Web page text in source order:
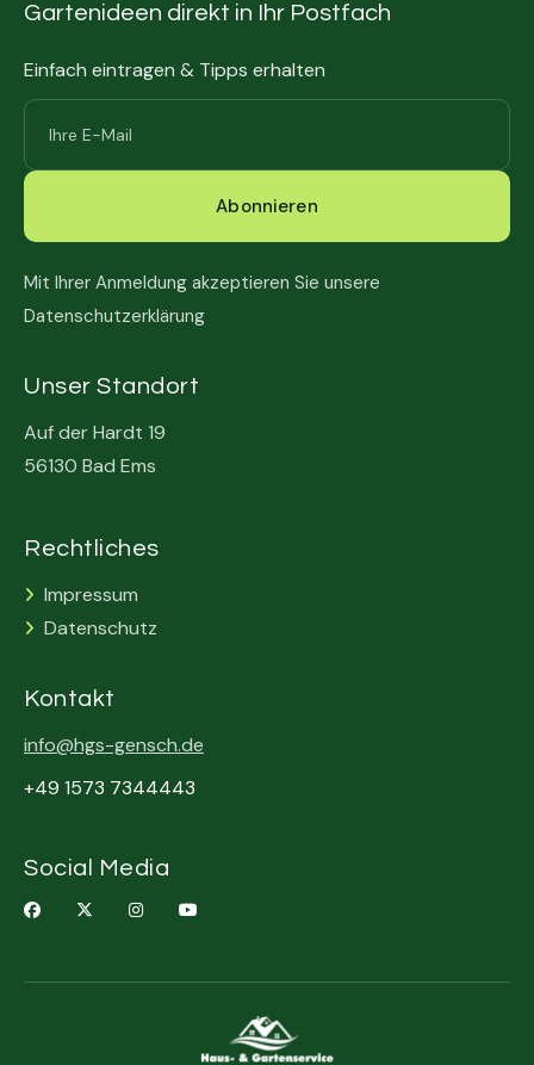
Gartenideen direkt in Ihr Postfach
Einfach eintragen & Tipps erhalten
Mit Ihrer Anmeldung akzeptieren Sie unsere
Datenschutzerklärung
Unser Standort
Auf der Hardt 19
56130 Bad Ems
Rechtliches
 Impressum
 Datenschutz
Kontakt
info@hgs-gensch.de
+49 1573 7344443
Social Media
   